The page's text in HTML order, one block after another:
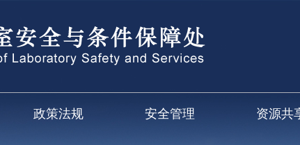
政策法规 安全管理 资源共